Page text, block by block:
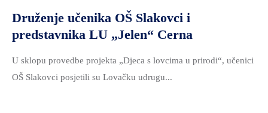
Druženje učenika OŠ Slakovci i
predstavnika LU „Jelen“ Cerna
U sklopu provedbe projekta „Djeca s lovcima u prirodi“, učenici
OŠ Slakovci posjetili su Lovačku udrugu...